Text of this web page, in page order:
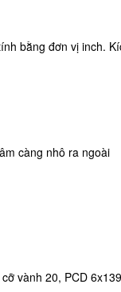
bằng đơn vị inch.
càng nhô ra ngoài
vành 20, PCD